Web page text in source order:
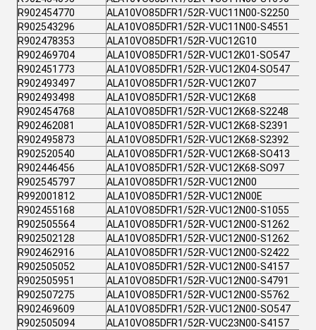
R902454770
ALA10VO85DFR1/52R-VUC11N00-S2250
R902543296
ALA10VO85DFR1/52R-VUC11N00-S4551
R902478353
ALA10VO85DFR1/52R-VUC12G10
R902469704
ALA10VO85DFR1/52R-VUC12K01-SO547
R902451773
ALA10VO85DFR1/52R-VUC12K04-SO547
R902493497
ALA10VO85DFR1/52R-VUC12K07
R902493498
ALA10VO85DFR1/52R-VUC12K68
R902454768
ALA10VO85DFR1/52R-VUC12K68-S2248
R902462081
ALA10VO85DFR1/52R-VUC12K68-S2391
R902495873
ALA10VO85DFR1/52R-VUC12K68-S2392
R902520540
ALA10VO85DFR1/52R-VUC12K68-SO413
R902446456
ALA10VO85DFR1/52R-VUC12K68-SO97
R902545797
ALA10VO85DFR1/52R-VUC12N00
R992001812
ALA10VO85DFR1/52R-VUC12N00E
R902455168
ALA10VO85DFR1/52R-VUC12N00-S1055
R902505564
ALA10VO85DFR1/52R-VUC12N00-S1262
R902502128
ALA10VO85DFR1/52R-VUC12N00-S1262
R902462916
ALA10VO85DFR1/52R-VUC12N00-S2422
R902505052
ALA10VO85DFR1/52R-VUC12N00-S4157
R902505951
ALA10VO85DFR1/52R-VUC12N00-S4791
R902507275
ALA10VO85DFR1/52R-VUC12N00-S5762
R902469609
ALA10VO85DFR1/52R-VUC12N00-SO547
R902505094
ALA10VO85DFR1/52R-VUC23N00-S4157